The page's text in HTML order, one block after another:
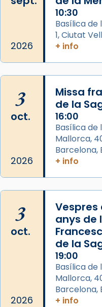
Memòria de les
Semproniana,
Acompanyant la
partir de l’Edat
que les santes
Semproniana
eterna”) són
frare Joan Gaspar
que les santes són
Mataró en
Foto
2026
10:30
Basílica de
1, Ciutat
+ info
3
oct.
2026
Missa
de la
16:00
Basílica de
Mallorca,
Barcelona,
+ info
3
oct.
2026
anys de
de la
19:00
Basílica de
Mallorca,
Barcelona,
+ info